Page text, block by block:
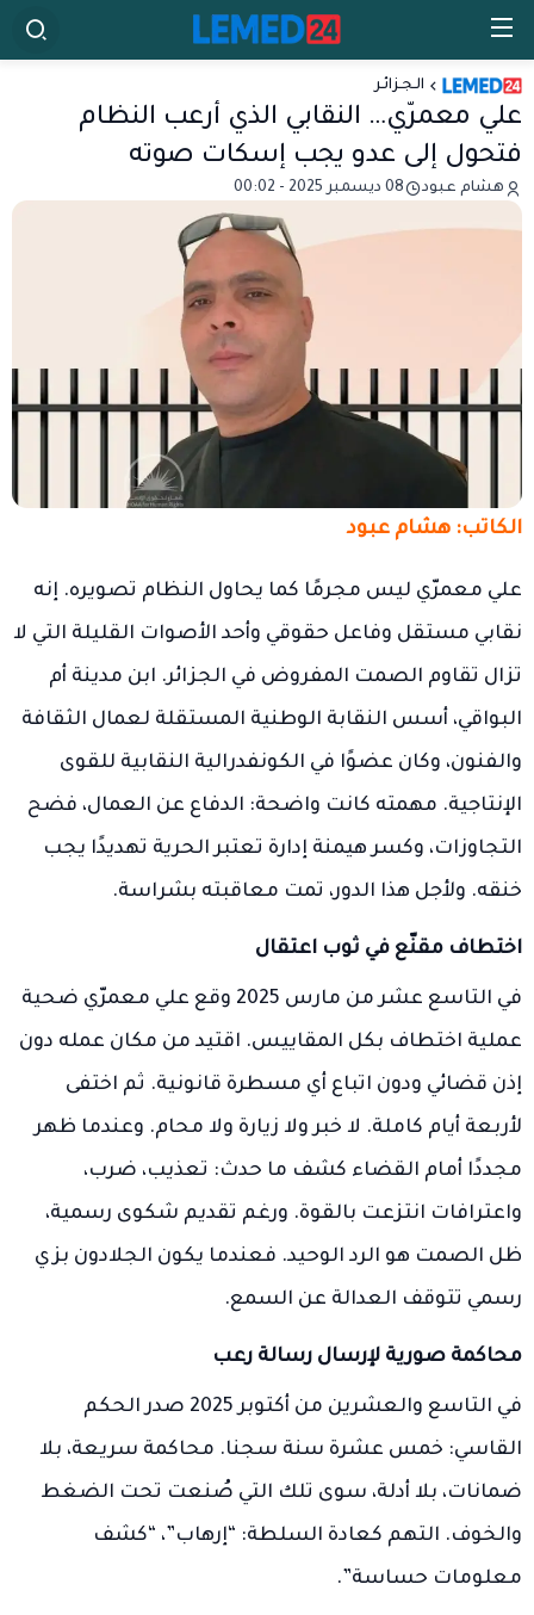
الـجـزائـر
علي معمرّي… النقابي الذي أرعب النظام
فتحول إلى عدو يجب إسكات صوته
هشام عبود 08 ديسمبر 2025 - 00:02
الكاتب: هشام عبود
علي معمرّي ليس مجرمًا كما يحاول النظام تصويره. إنه
نقابي مستقل وفاعل حقوقي وأحد الأصوات القليلة التي لا
تزال تقاوم الصمت المفروض في الجزائر. ابن مدينة أم
البواقي، أسس النقابة الوطنية المستقلة لعمال الثقافة
والفنون، وكان عضوًا في الكونفدرالية النقابية للقوى
الإنتاجية. مهمته كانت واضحة: الدفاع عن العمال، فضح
التجاوزات، وكسر هيمنة إدارة تعتبر الحرية تهديدًا يجب
خنقه. ولأجل هذا الدور، تمت معاقبته بشراسة.
اختطاف مقنّع في ثوب اعتقال
في التاسع عشر من مارس 2025 وقع علي معمرّي ضحية
عملية اختطاف بكل المقاييس. اقتيد من مكان عمله دون
إذن قضائي ودون اتباع أي مسطرة قانونية. ثم اختفى
لأربعة أيام كاملة. لا خبر ولا زيارة ولا محام. وعندما ظهر
مجددًا أمام القضاء كشف ما حدث: تعذيب، ضرب،
واعترافات انتزعت بالقوة. ورغم تقديم شكوى رسمية،
ظل الصمت هو الرد الوحيد. فعندما يكون الجلادون بزي
رسمي تتوقف العدالة عن السمع.
محاكمة صورية لإرسال رسالة رعب
في التاسع والعشرين من أكتوبر 2025 صدر الحكم
القاسي: خمس عشرة سنة سجنا. محاكمة سريعة، بلا
ضمانات، بلا أدلة، سوى تلك التي صُنعت تحت الضغط
والخوف. التهم كعادة السلطة: “إرهاب”، “كشف
معلومات حساسة”.